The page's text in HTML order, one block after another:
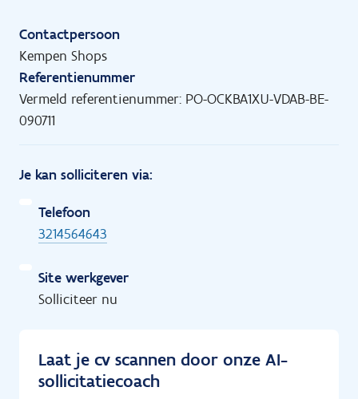
Contactpersoon
Kempen Shops
Referentienummer
Vermeld referentienummer: PO-OCKBA1XU-VDAB-BE-
090711
Je kan solliciteren via:
Telefoon
3214564643
Site werkgever
Solliciteer nu
Laat je cv scannen door onze AI-
sollicitatiecoach